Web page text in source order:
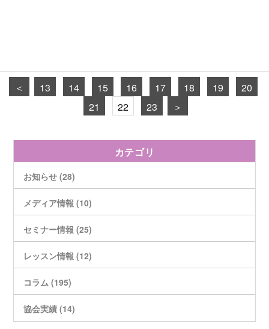
＜ 13 14 15 16 17 18 19
20
21
22 23 ＞
カテゴリ
お知らせ (28)
メディア情報 (10)
セミナー情報 (25)
レッスン情報 (12)
コラム (195)
協会実績 (14)